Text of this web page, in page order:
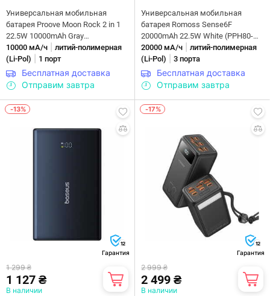
Универсальная мобильная
батарея Proove Moon Rock 2 in 1
22.5W 10000mAh Gray
(PBR122012105)
10000 мА/ч
литий-полимерная
(Li-Pol)
1 порт
Бесплатная доставка
Отправим завтра
Универсальная мобильная
батарея Romoss Sense6F
20000mAh 22.5W White (PPH80-
611-1121H)
20000 мА/ч
литий-полимерная
(Li-Pol)
3 порта
Бесплатная доставка
Отправим завтра
-13%
12
Гарантия
1 299 ₴
1 127 ₴
В наличии
-17%
12
Гарантия
2 999 ₴
2 499 ₴
В наличии